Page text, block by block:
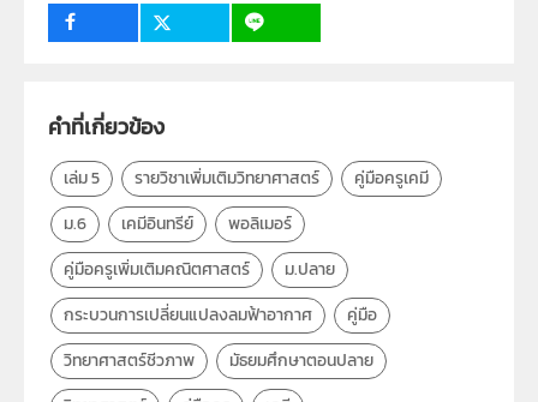
ระดับชั้น
คำที่เกี่ยวข้อง
เล่ม 5 รายวิชาเพิ่มเติมวิทยาศาสตร์
คู่มือครูเคมี
ม.6
เคมีอินทรีย์
พอลิเมอร์
คู่มือครูเพิ่มเติมคณิตศาสตร์
ม.ปลาย
กระบวนการเปลี่ยนแปลงลมฟ้าอากาศ
คู่มือ
วิทยาศาสตร์ชีวภาพ
มัธยมศึกษาตอนปลาย